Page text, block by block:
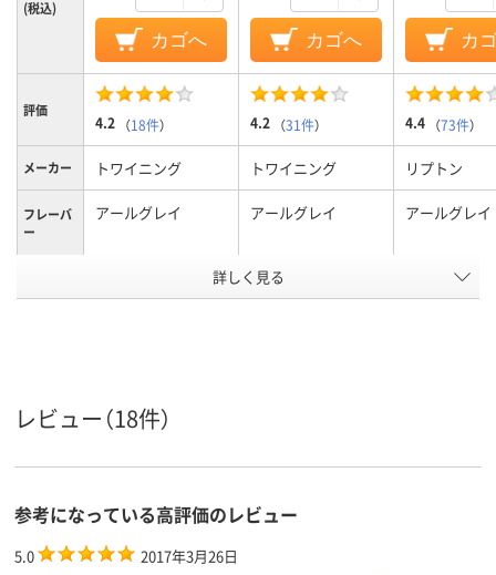
(税込)
カゴへ カゴへ カ
評価
4.2 （18件） 4.2 （31件） 4.4 （73件）
メーカー トワイニング トワイニング リプトン
フレーバ
ー
アールグレイ アールグレイ アールグレイ
70 70 40
詳しく見る
レビュー（18件）
参考になっている高評価のレビュー
5.0
2017年3月26日